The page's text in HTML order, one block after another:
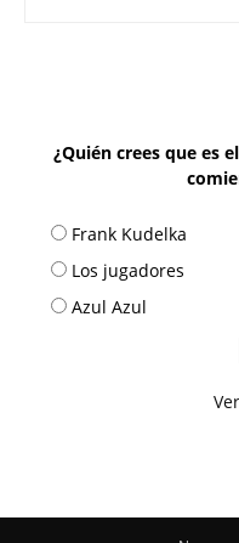
¿Quién crees que es
Frank Kudelka
Los jugadores
Azul Azul